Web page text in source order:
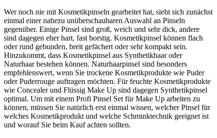
Wer noch nie mit Kosmetikpinseln gearbeitet hat, sieht sich zunächst
einmal einer nahezu unüberschaubaren Auswahl an Pinseln
gegenüber. Einige Pinsel sind groß, weich und sehr dick, andere
sind dagegen eher hart, fast borstig. Kosmetikpinsel können flach
oder rund gebunden, breit gefächert oder sehr kompakt sein.
Hinzukommt, dass Kosmetikpinsel aus Synthetikhaar oder
Naturhaar bestehen können. Naturhaarpinsel sind besonders
empfehlenswert, wenn Sie trockene Kosmetikprodukte wie Puder
oder Puderrouge auftragen möchten. Für feuchte Kosmetikprodukte
wie Concealer und Flüssig Make Up sind dagegen Synthetikpinsel
optimal. Um mit einem Profi Pinsel Set für Make Up arbeiten zu
können, müssen Sie natürlich erst einmal wissen, welcher Pinsel für
welches Kosmetikprodukt und welche Schminktechnik geeignet ist
und worauf Sie beim Kauf achten sollten.